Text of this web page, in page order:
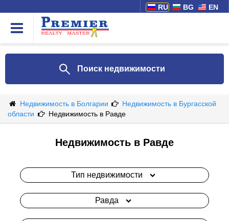
RU BG EN
Поиск недвижимости
Недвижимость в Болгарии
Недвижимость в Бургасской
области
Недвижимость в Равде
Недвижимость в Равде
Тип недвижимости
Равда